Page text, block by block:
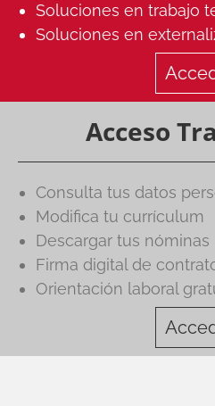
Soluciones en trabajo
Soluciones en
Acceso
Consulta tus datos
Modifica tu currículum
Descargar tus nóminas
Firma digital de
Orientación laboral